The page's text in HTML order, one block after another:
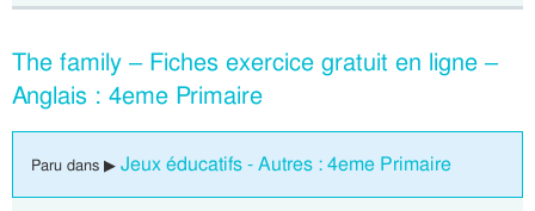
The family – Fiches exercice gratuit en ligne –
Anglais : 4eme Primaire
Paru dans ▶ Jeux éducatifs - Autres : 4eme Primaire